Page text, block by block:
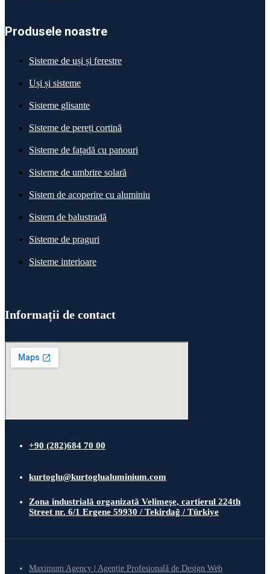
Produsele noastre
Sisteme de uși și ferestre
Uși și sisteme
Sisteme glisante
Sisteme de pereți cortină
Sisteme de fațadă cu panouri
Sisteme de umbrire solară
Sistem de acoperire cu aluminiu
Sistem de balustradă
Sisteme de praguri
Sisteme interioare
Informații de contact
+90 (282)684 70 00
kurtoglu@kurtoglualuminium.com
Zona industrială organizată Velimeşe, cartierul 224th
Street nr. 6/1 Ergene 59930 / Tekirdağ / Türkiye
Maximum Agency | Agenție Profesională de Design Web